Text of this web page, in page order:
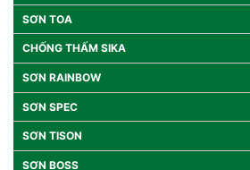
SƠN TOA
CHỐNG THẤM SIKA
SƠN RAINBOW
SƠN SPEC
SƠN TISON
SƠN BOSS